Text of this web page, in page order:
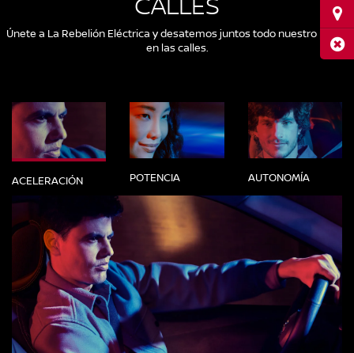
Únete a La Rebelión Eléctrica y desatemos juntos todo nuestro poder
en las calles.
ACELERACIÓN POTENCIA AUTONOMÍA